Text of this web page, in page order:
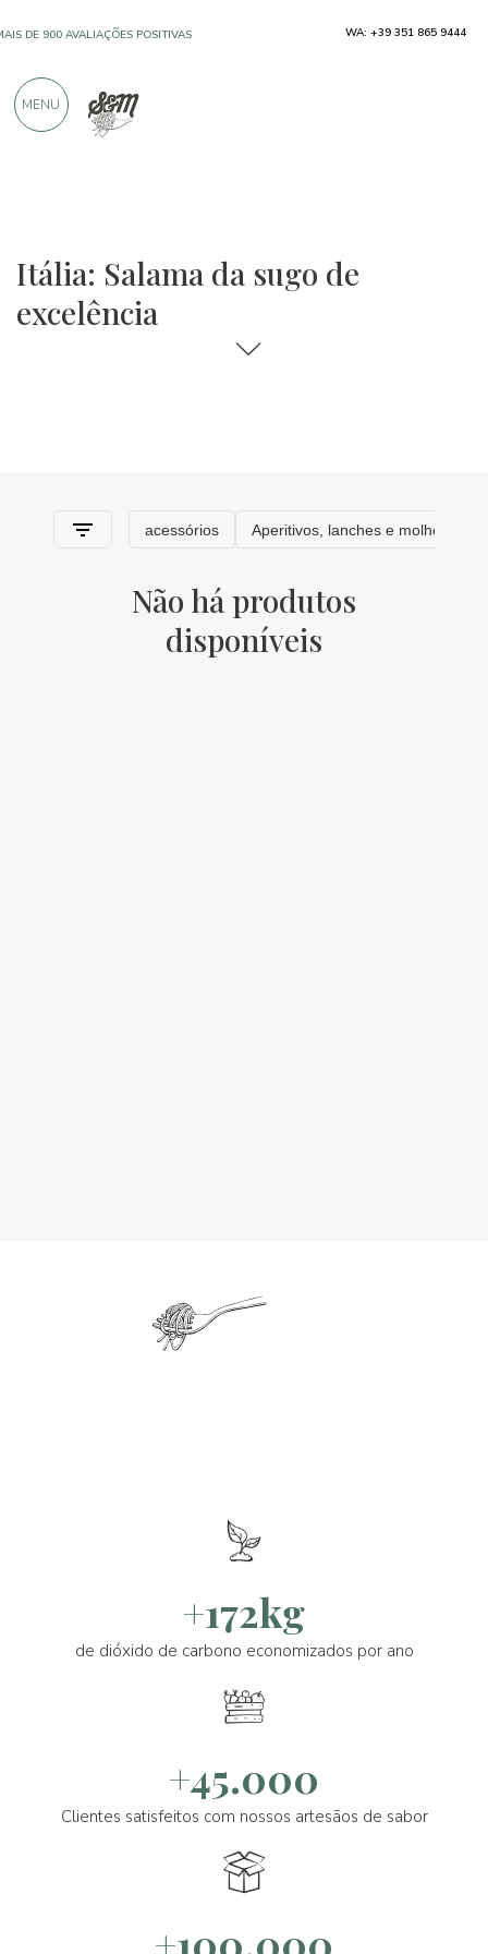
Itália: Salama da sugo de
excelência
Não há produtos
disponíveis
+172kg
de dióxido de carbono economizados por ano
+45.000
Clientes satisfeitos com nossos artesãos de sabor
+100.000
DE 900 AVALIAÇÕES POSITIVAS WA: +39 351 865 9444
MENU